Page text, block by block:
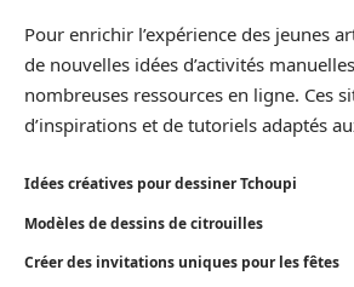
Pour enrichir l’expérience des jeunes
de nouvelles idées d’activités
nombreuses ressources en ligne. Ces
d’inspirations et de tutoriels adaptés
Idées créatives pour dessiner Tchoupi
Modèles de dessins de citrouilles
Créer des invitations uniques pour les fêtes